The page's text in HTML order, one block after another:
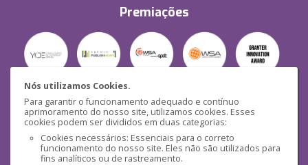
Nós utilizamos Cookies.
Para garantir o funcionamento adequado e contínuo
aprimoramento do nosso site, utilizamos cookies. Esses
cookies podem ser divididos em duas categorias:
Cookies necessários: Essenciais para o correto
funcionamento do nosso site. Eles não são utilizados para
fins analíticos ou de rastreamento.
Premiações
Segurança